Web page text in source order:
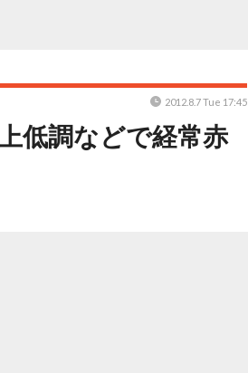
低調などで経常赤
2012.8.7 Tue 17:45